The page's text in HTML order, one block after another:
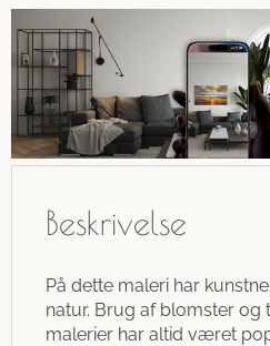
Beskrivelse
På dette maleri har
natur. Brug af blomster
malerier har altid været